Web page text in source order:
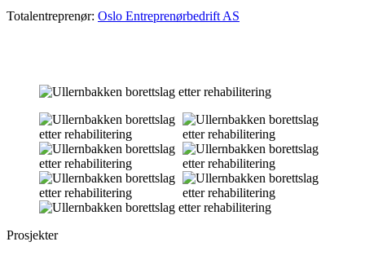
Totalentreprenør: Oslo Entreprenørbedrift AS
Prosjekter